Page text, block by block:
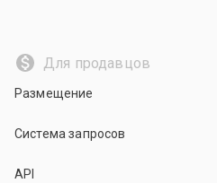
Для продавцов
Размещение
Система запросов
API